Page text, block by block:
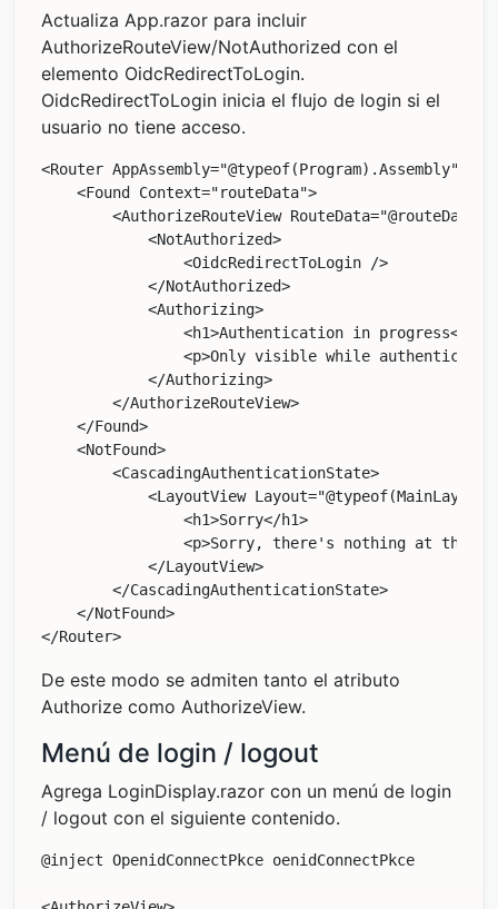
Actualiza App.razor para incluir
AuthorizeRouteView/NotAuthorized con el
elemento OidcRedirectToLogin.
OidcRedirectToLogin inicia el flujo de login si el
usuario no tiene acceso.
<Router AppAssembly="@typeof(Program).Assembly">
    <Found Context="routeData">
<AuthorizeRouteView RouteData="@routeData"
            <NotAuthorized>
                <OidcRedirectToLogin />
            </NotAuthorized>
            <Authorizing>
                <h1>Authentication in progress</h1>
<p>Only visible while
            </Authorizing>
        </AuthorizeRouteView>
    </Found>
    <NotFound>
        <CascadingAuthenticationState>
<LayoutView
                <h1>Sorry</h1>
<p>Sorry, there's nothing at this
            </LayoutView>
        </CascadingAuthenticationState>
    </NotFound>
De este modo se admiten tanto el atributo
Authorize como AuthorizeView.
Menú de login / logout
Agrega LoginDisplay.razor con un menú de login
/ logout con el siguiente contenido.
@inject OpenidConnectPkce oenidConnectPkce